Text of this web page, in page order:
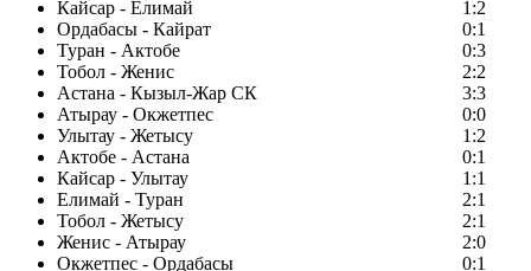
Кайсар - Елимай
1:2
Ордабасы - Кайрат
0:1
Туран - Актобе
0:3
Тобол - Женис
2:2
Астана - Кызыл-Жар СК
3:3
Атырау - Окжетпес
0:0
Улытау - Жетысу
1:2
Актобе - Астана
0:1
Кайсар - Улытау
1:1
Елимай - Туран
2:1
Тобол - Жетысу
2:1
Женис - Атырау
2:0
Окжетпес - Ордабасы
0:1